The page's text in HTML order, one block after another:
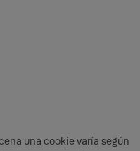
una cookie varía según